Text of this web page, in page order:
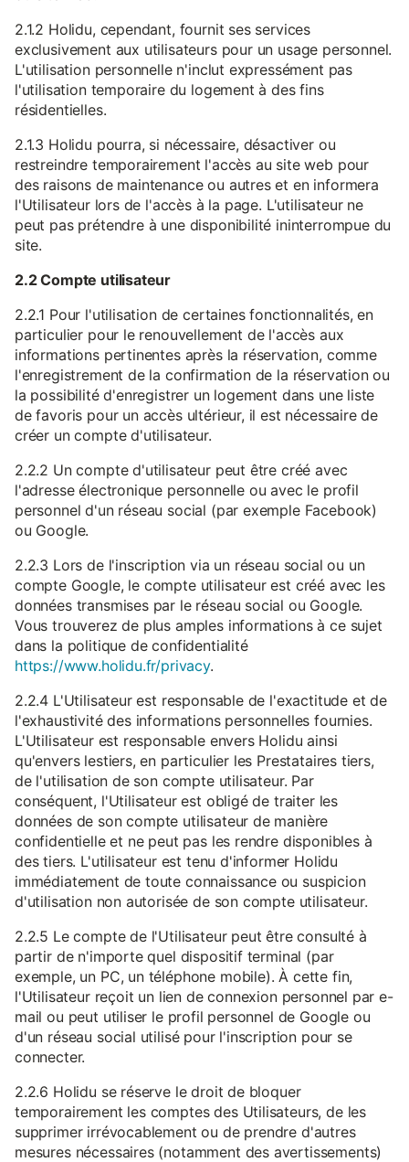
2.1.2 Holidu, cependant, fournit ses services
exclusivement aux utilisateurs pour un usage personnel.
L'utilisation personnelle n'inclut expressément pas
l'utilisation temporaire du logement à des fins
résidentielles.
2.1.3 Holidu pourra, si nécessaire, désactiver ou
restreindre temporairement l'accès au site web pour
des raisons de maintenance ou autres et en informera
l'Utilisateur lors de l'accès à la page. L'utilisateur ne
peut pas prétendre à une disponibilité ininterrompue du
site.
2.2 Compte utilisateur
2.2.1 Pour l'utilisation de certaines fonctionnalités, en
particulier pour le renouvellement de l'accès aux
informations pertinentes après la réservation, comme
l'enregistrement de la confirmation de la réservation ou
la possibilité d'enregistrer un logement dans une liste
de favoris pour un accès ultérieur, il est nécessaire de
créer un compte d'utilisateur.
2.2.2 Un compte d'utilisateur peut être créé avec
l'adresse électronique personnelle ou avec le profil
personnel d'un réseau social (par exemple Facebook)
ou Google.
2.2.3 Lors de l'inscription via un réseau social ou un
compte Google, le compte utilisateur est créé avec les
données transmises par le réseau social ou Google.
Vous trouverez de plus amples informations à ce sujet
dans la politique de confidentialité
https://www.holidu.fr/privacy.
2.2.4 L'Utilisateur est responsable de l'exactitude et de
l'exhaustivité des informations personnelles fournies.
L'Utilisateur est responsable envers Holidu ainsi
qu'envers lestiers, en particulier les Prestataires tiers,
de l'utilisation de son compte utilisateur. Par
conséquent, l'Utilisateur est obligé de traiter les
données de son compte utilisateur de manière
confidentielle et ne peut pas les rendre disponibles à
des tiers. L'utilisateur est tenu d'informer Holidu
immédiatement de toute connaissance ou suspicion
d'utilisation non autorisée de son compte utilisateur.
2.2.5 Le compte de l'Utilisateur peut être consulté à
partir de n'importe quel dispositif terminal (par
exemple, un PC, un téléphone mobile). À cette fin,
l'Utilisateur reçoit un lien de connexion personnel par e-
mail ou peut utiliser le profil personnel de Google ou
d'un réseau social utilisé pour l'inscription pour se
connecter.
2.2.6 Holidu se réserve le droit de bloquer
temporairement les comptes des Utilisateurs, de les
supprimer irrévocablement ou de prendre d'autres
mesures nécessaires (notamment des avertissements)